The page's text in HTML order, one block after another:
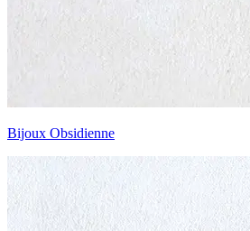
Bijoux Obsidienne